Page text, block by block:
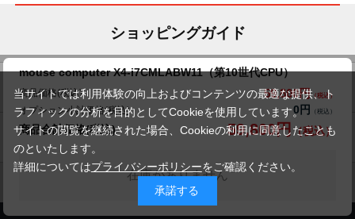
mouse computer X4-i7CMLABW11（第10世代CPU）
商品価格(税込) 59,800円
オプション小計価格(税込)
0円
商品合計価格(税込)
59,800円
在庫がありません
ショッピングガイド
送料について 交換・返品について
お届けについて 商品・保証について
当サイトでは利用体験の向上およびコンテンツの最適な提供、ト
ラフィックの分析を目的としてCookieを使用しています。
サイトの閲覧を継続された場合、Cookieの利用に同意したことも
のといたします。
詳細についてはプライバシーポリシーをご確認ください。
承諾する